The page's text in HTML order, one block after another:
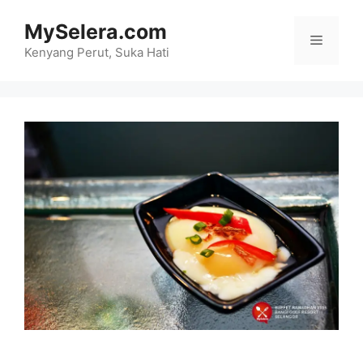
content
MySelera.com
Kenyang Perut, Suka Hati
Menu